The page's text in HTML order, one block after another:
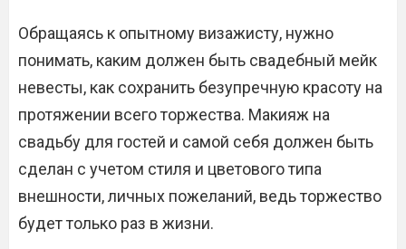
Обращаясь к опытному визажисту, нужно
понимать, каким должен быть свадебный мейк
невесты, как сохранить безупречную красоту на
протяжении всего торжества. Макияж на
свадьбу для гостей и самой себя должен быть
сделан с учетом стиля и цветового типа
внешности, личных пожеланий, ведь торжество
будет только раз в жизни.